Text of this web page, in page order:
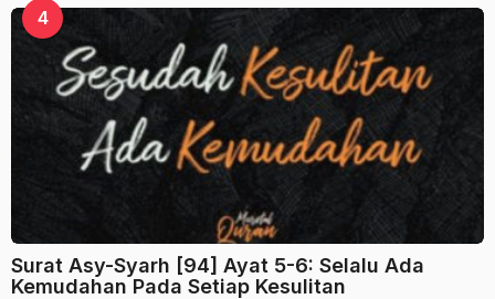
a
u
n
a
o
4
Surat Asy-Syarh [94] Ayat 5-6: Selalu Ada
Kemudahan Pada Setiap Kesulitan